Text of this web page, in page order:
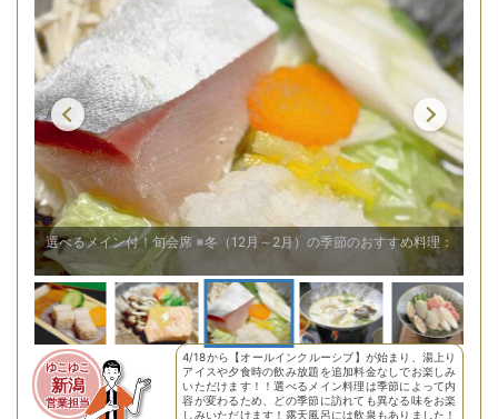
：秋鮭の朴葉焼き
選べるメイン付！旬会席 ※冬（12月～2月）の季節のおすすめ料理：鰤のみ
ゆこゆこ
新潟
営業担当
4/18から【オールインクルーシブ】が始まり、湯上り
アイスや夕食時の飲み放題を追加料金なしでお楽しみ
いただけます！！選べるメイン料理は季節によって内
容が変わるため、どの季節に訪れても異なる味をお楽
しみいただけます！露天風呂には飲泉もありました！